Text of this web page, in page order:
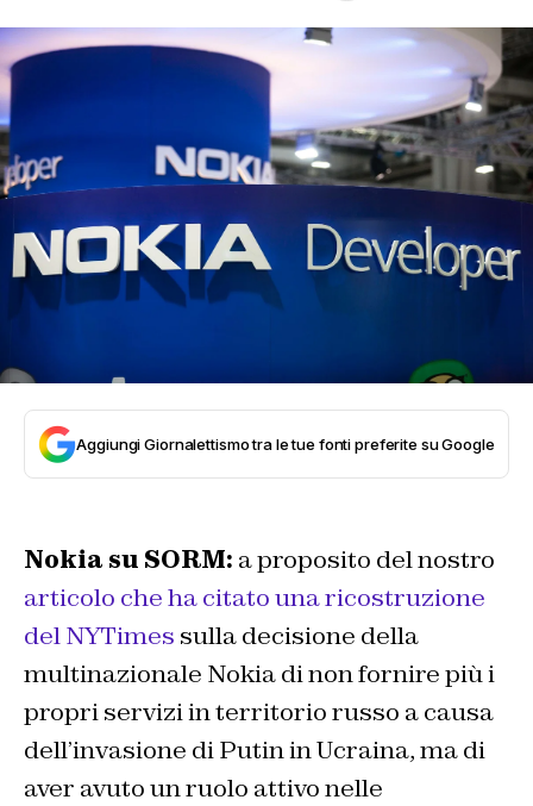
Aggiungi Giornalettismo tra le tue fonti preferite su Google
Nokia su SORM: a proposito del nostro
articolo che ha citato una ricostruzione
del NYTimes sulla decisione della
multinazionale Nokia di non fornire più i
propri servizi in territorio russo a causa
dell’invasione di Putin in Ucraina, ma di
aver avuto un ruolo attivo nelle